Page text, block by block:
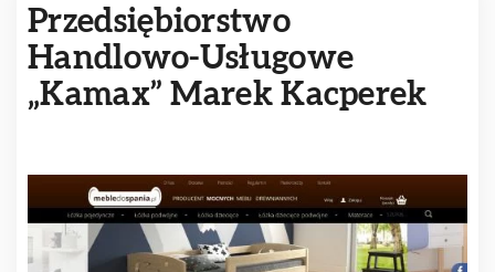
Przedsiębiorstwo
Handlowo-Usługowe
„Kamax” Marek Kacperek